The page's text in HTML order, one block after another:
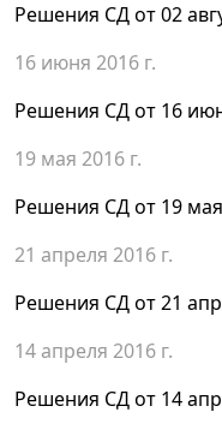
Решения СД от 02
16 июня 2016 г.
Решения СД от 16
19 мая 2016 г.
Решения СД от 19 мая
21 апреля 2016 г.
Решения СД от 21
14 апреля 2016 г.
Решения СД от 14